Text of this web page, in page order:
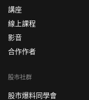
講座
線上課程
影音
合作作者
股市社群
股市爆料同學會